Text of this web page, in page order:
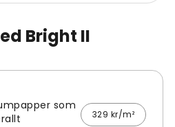
Bright II
som
329 kr/m²